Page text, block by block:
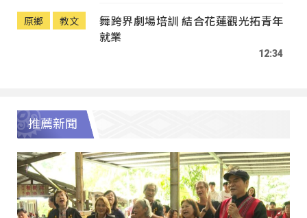
原鄉 教文
舞跨界劇場培訓 結合花蓮觀光拓青年
就業
12:34
推薦新聞